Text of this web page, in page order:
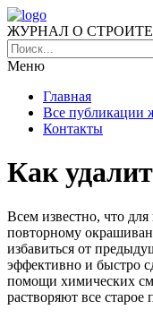
ЖУРНАЛ О
Меню
Главная
Все публикации
Контакты
Как
Всем известно, что
повторному
избавиться от
эффективно и быстро
помощи химических
растворяют все